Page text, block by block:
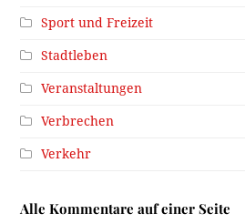
Sport und Freizeit
Stadtleben
Veranstaltungen
Verbrechen
Verkehr
Alle Kommentare auf einer Seite